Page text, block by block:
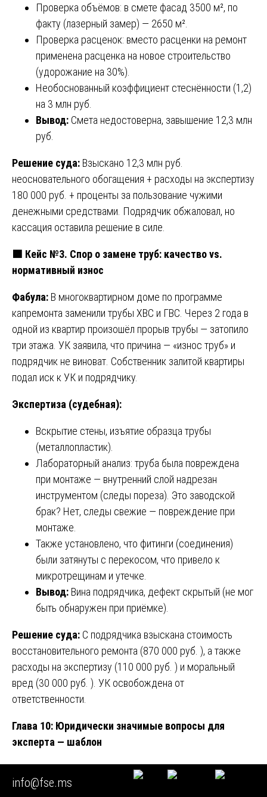
Проверка объёмов: в смете фасад 3500 м², по
факту (лазерный замер) — 2650 м².
Проверка расценок: вместо расценки на ремонт
применена расценка на новое строительство
(удорожание на 30%).
Необоснованный коэффициент стеснённости (1,2)
на 3 млн руб.
Вывод: Смета недостоверна, завышение 12,3 млн
руб.
Решение суда: Взыскано 12,3 млн руб.
неосновательного обогащения + расходы на экспертизу
180 000 руб. + проценты за пользование чужими
денежными средствами. Подрядчик обжаловал, но
кассация оставила решение в силе.
🟩 Кейс №3. Спор о замене труб: качество vs.
нормативный износ
Фабула: В многоквартирном доме по программе
капремонта заменили трубы ХВС и ГВС. Через 2 года в
одной из квартир произошёл прорыв трубы — затопило
три этажа. УК заявила, что причина — «износ труб» и
подрядчик не виноват. Собственник залитой квартиры
подал иск к УК и подрядчику.
Экспертиза (судебная):
Вскрытие стены, изъятие образца трубы
(металлопластик).
Лабораторный анализ: труба была повреждена
при монтаже — внутренний слой надрезан
инструментом (следы пореза). Это заводской
брак? Нет, следы свежие — повреждение при
монтаже.
Также установлено, что фитинги (соединения)
были затянуты с перекосом, что привело к
микротрещинам и утечке.
Вывод: Вина подрядчика, дефект скрытый (не мог
быть обнаружен при приёмке).
Решение суда: С подрядчика взыскана стоимость
восстановительного ремонта (870 000 руб. ), а также
расходы на экспертизу (110 000 руб. ) и моральный
вред (30 000 руб. ). УК освобождена от
ответственности.
Глава 10: Юридически значимые вопросы для
эксперта — шаблон
При подготовке ходатайства о назначении экспертизы
используйте следующие вопросы (адаптируйте):
info@fse.ms